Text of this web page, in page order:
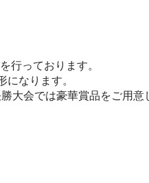
行っております。
なります。
大会では豪華賞品をご用意